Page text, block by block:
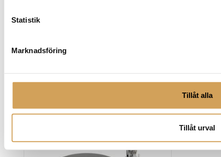
Statistik
Marknadsföring
Tillåt alla
Tillåt urval
Relaterade produkter